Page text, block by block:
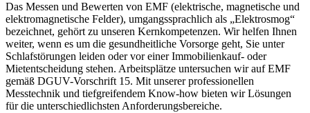
Das Messen und Bewerten von EMF (elektrische, magnetische und
elektromagnetische Felder), umgangssprachlich als „Elektrosmog“
bezeichnet, gehört zu unseren Kernkompetenzen. Wir helfen Ihnen
weiter, wenn es um die gesundheitliche Vorsorge geht, Sie unter
Schlafstörungen leiden oder vor einer Immobilienkauf- oder
Mietentscheidung stehen. Arbeitsplätze untersuchen wir auf EMF
gemäß DGUV-Vorschrift 15. Mit unserer professionellen
Messtechnik und tiefgreifendem Know-how bieten wir Lösungen
für die unterschiedlichsten Anforderungsbereiche.